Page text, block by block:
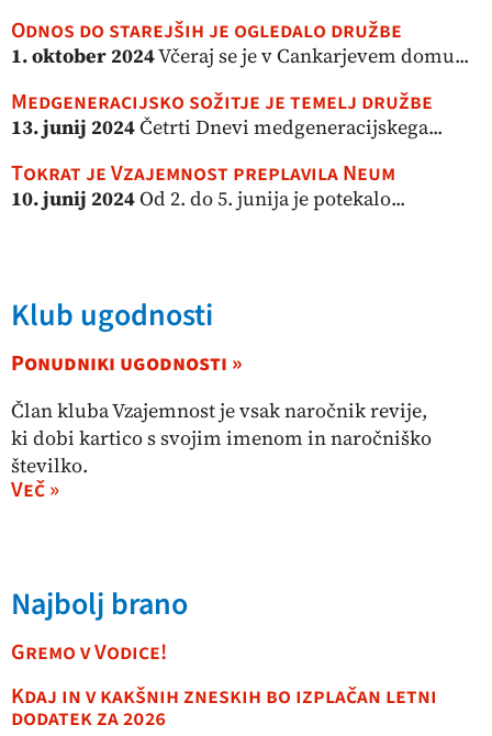
Odnos do starejših je ogledalo družbe
1. oktober 2024Včeraj se je v Cankarjevem domu...
Medgeneracijsko sožitje je temelj družbe
13. junij 2024Četrti Dnevi medgeneracijskega...
Tokrat je Vzajemnost preplavila Neum
10. junij 2024Od 2. do 5. junija je potekalo...
Klub ugodnosti
Ponudniki ugodnosti »
Član kluba Vzajemnost je vsak naročnik revije,
ki dobi kartico s svojim imenom in naročniško
številko.
Več »
Najbolj brano
Gremo v Vodice!
Kdaj in v kakšnih zneskih bo izplačan letni
dodatek za 2026